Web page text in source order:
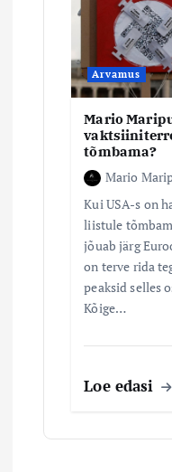
Arvamus
Mario
tõmbama?
Mario
Kui USA-s on
liistule
jõuab järg
on terve rida
peaksid selles
Kõige…
Loe edasi